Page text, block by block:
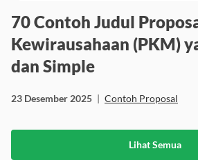
70 Contoh Judul
Kewirausahaan (PKM)
dan Simple
23 Desember 2025 | Contoh Proposal
Lihat Semua